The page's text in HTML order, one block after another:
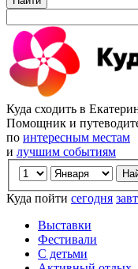
Куда сходить в
Помощник и
по интересным местам
и лучшим событиям
Куда пойти сегодня
Выставки
Фестивали
С детьми